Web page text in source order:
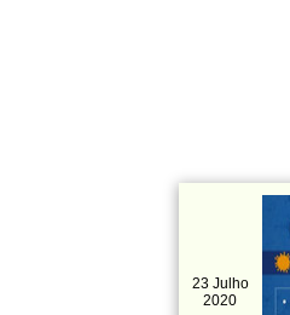
23 Julho
2020